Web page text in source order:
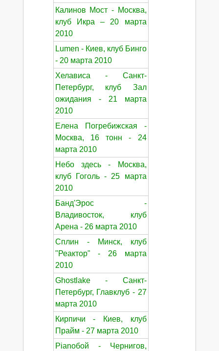
Калинов Мост - Москва,
клуб Икра – 20 марта
2010
Lumen - Киев, клуб Бинго
- 20 марта 2010
Хелависа - Санкт-
Петербург, клуб Зал
ожидания - 21 марта
2010
Елена Погребижская -
Москва, 16 тонн - 24
марта 2010
Небо здесь - Москва,
клуб Гоголь - 25 марта
2010
Банд'Эрос -
Владивосток, клуб
Арена - 26 марта 2010
Сплин - Минск, клуб
"Реактор" - 26 марта
2010
Ghostlake - Санкт-
Петербург, Главклуб - 27
марта 2010
Кирпичи - Киев, клуб
Прайм - 27 марта 2010
Pianoбой - Чернигов,